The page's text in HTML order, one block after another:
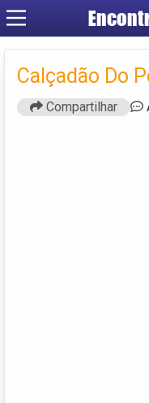
Calçadão Do
Compartilhar